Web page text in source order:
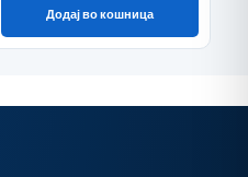
Додај во кошница